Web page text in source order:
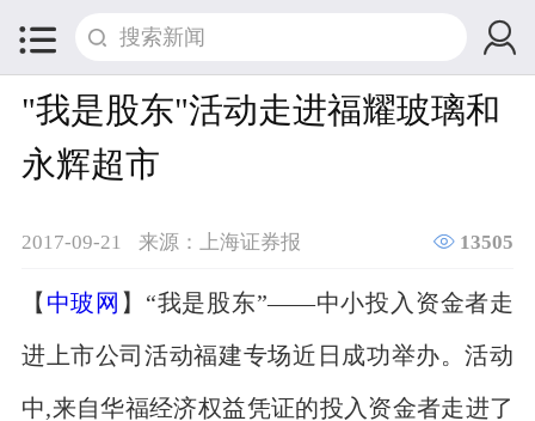
 
"我是股东"活动走进福耀玻璃和
永辉超市
2017-09-21 来源：上海证券报  13505
【 中玻网 】“我是股东”――中小投入资金者走
进上市公司活动福建专场近日成功举办。活动
中,来自华福经济权益凭证的投入资金者走进了